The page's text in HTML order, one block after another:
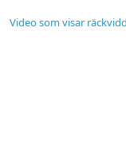
Video som visar